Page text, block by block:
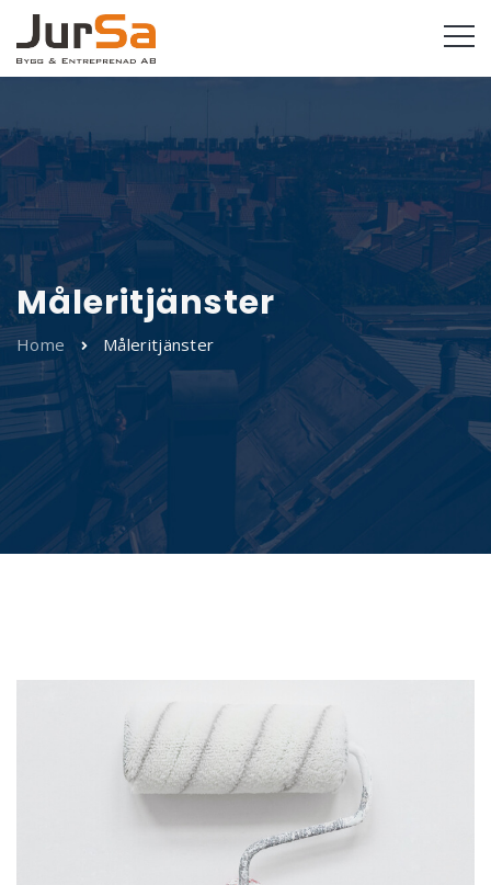
Måleritjänster
Home Måleritjänster